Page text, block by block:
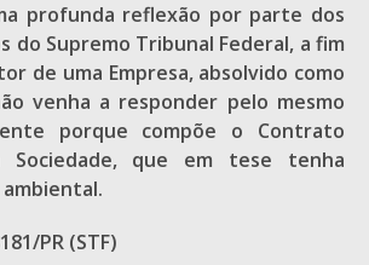
profunda reflexão por parte dos
do Supremo Tribunal Federal, a fim
de uma Empresa, absolvido como
venha a responder pelo mesmo
porque compõe o Contrato
Sociedade, que em tese tenha
PR (STF)